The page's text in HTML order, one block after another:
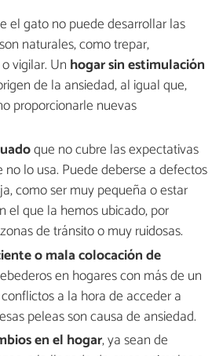
el gato no puede desarrollar las
naturales, como trepar,
vigilar. Un hogar sin estimulación
de la ansiedad, al igual que,
proporcionarle nuevas
que no cubre las expectativas
lo usa. Puede deberse a defectos
como ser muy pequeña o estar
el que la hemos ubicado, por
de tránsito o muy ruidosas.
o mala colocación de
en hogares con más de un
a la hora de acceder a
peleas son causa de ansiedad.
en el hogar, ya sean de